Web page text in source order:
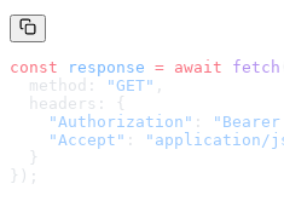
const response = await fetch
  method:
"GET" ,
  headers: {
    "Authorization"
: "Bearer
    "Accept"
:
"application/
  }
});